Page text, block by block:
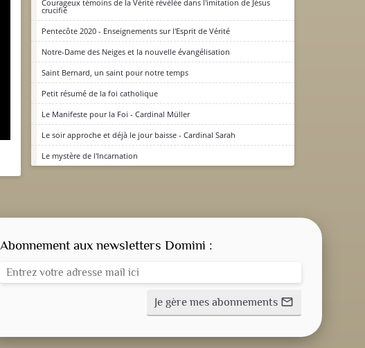
Courageux témoins de la Vérité révélée dans l'imitation de Jésus
crucifié
Pentecôte 2020 - Enseignements sur l'Esprit de Vérité
Notre-Dame des Neiges et la nouvelle évangélisation
Saint Bernard, un saint pour notre temps
Petit résumé de la foi catholique
Le Manifeste pour la Foi - Cardinal Müller
Le soir approche et déjà le jour baisse - Cardinal Sarah
Le mystère de l'Incarnation
Abonnement aux newsletters Domini :
Je gère mes abonnements mail_outline